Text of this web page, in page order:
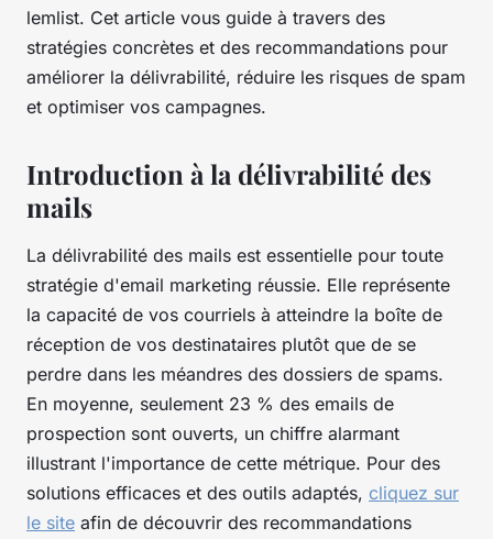
lemlist. Cet article vous guide à travers des
stratégies concrètes et des recommandations pour
améliorer la délivrabilité, réduire les risques de spam
et optimiser vos campagnes.
Introduction à la délivrabilité des
mails
La délivrabilité des mails est essentielle pour toute
stratégie d'email marketing réussie. Elle représente
la capacité de vos courriels à atteindre la boîte de
réception de vos destinataires plutôt que de se
perdre dans les méandres des dossiers de spams.
En moyenne, seulement 23 % des emails de
prospection sont ouverts, un chiffre alarmant
illustrant l'importance de cette métrique. Pour des
solutions efficaces et des outils adaptés, cliquez sur
le site afin de découvrir des recommandations